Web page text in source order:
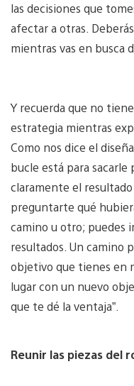
las decisiones que
afectar a otras.
mientras vas en busca
Y recuerda que no
estrategia mientras
Como nos dice el
bucle está para
claramente el
preguntarte qué
camino u otro; puedes
resultados. Un camino
objetivo que tienes en
lugar con un nuevo
que te dé la ventaja”.
Reunir las piezas del